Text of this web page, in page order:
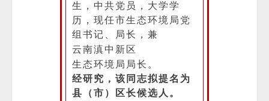
生，中共党员，大学学
历，现任市生态环境局党
组书记、局长，兼
云南滇中新区
生态环境局局长。
经研究，该同志拟提名为
县（市）区长候选人。